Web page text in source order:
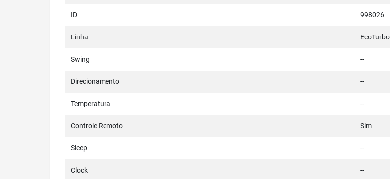
ID 998026
Linha EcoTurbo
Swing --
Direcionamento --
Temperatura --
Controle Remoto Sim
Sleep --
Clock --